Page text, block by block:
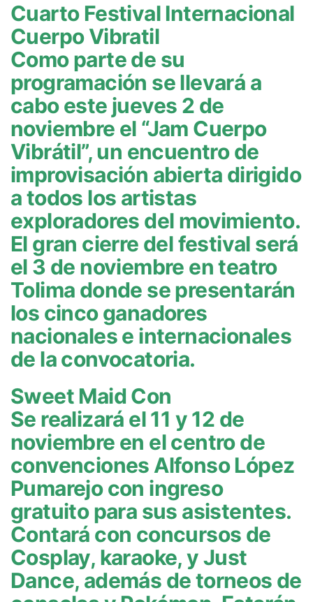
Cuarto Festival Internacional
Cuerpo Vibratil
Como parte de su
programación se llevará a
cabo este jueves 2 de
noviembre el “Jam Cuerpo
Vibrátil”, un encuentro de
improvisación abierta dirigido
a todos los artistas
exploradores del movimiento.
El gran cierre del festival será
el 3 de noviembre en teatro
Tolima donde se presentarán
los cinco ganadores
nacionales e internacionales
de la convocatoria.
Sweet Maid Con
Se realizará el 11 y 12 de
noviembre en el centro de
convenciones Alfonso López
Pumarejo con ingreso
gratuito para sus asistentes.
Contará con concursos de
Cosplay, karaoke, y Just
Dance, además de torneos de